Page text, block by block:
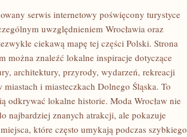
serwis internetowy poświęcony turystyce
uwzględnieniem Wrocławia oraz
ciekawą mapę tej części Polski. Strona
można znaleźć lokalne inspiracje dotyczące
architektury, przyrody, wydarzeń, rekreacji
i miasteczkach Dolnego Śląska. To
odkrywać lokalne historie. Moda Wrocław nie
najbardziej znanych atrakcji, ale pokazuje
które często umykają podczas szybkiego